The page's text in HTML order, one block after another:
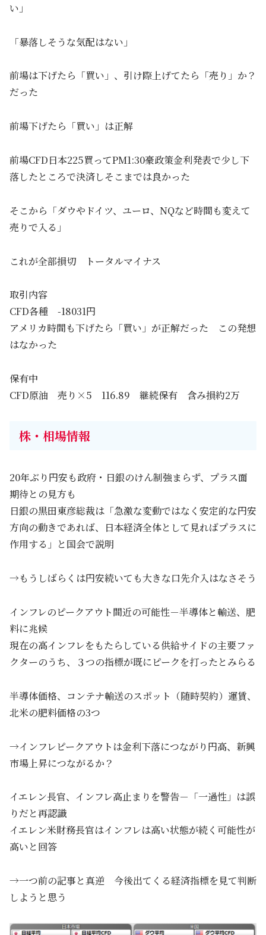
い」
「暴落しそうな気配はない」
前場は下げたら「買い」、引け際上げてたら「売り」か？
だった
前場下げたら「買い」は正解
前場CFD日本225買ってPM1:30豪政策金利発表で少し下
落したところで決済しそこまでは良かった
そこから「ダウやドイツ、ユーロ、NQなど時間も変えて
売りで入る」
これが全部損切 トータルマイナス
取引内容
CFD各種 -18031円
アメリカ時間も下げたら「買い」が正解だった この発想
はなかった
保有中
CFD原油 売り×5 116.89 継続保有 含み損約2万
株・相場情報
20年ぶり円安も政府・日銀のけん制強まらず、プラス面
期待との見方も
日銀の黒田東彦総裁は「急激な変動ではなく安定的な円安
方向の動きであれば、日本経済全体として見ればプラスに
作用する」と国会で説明
→もうしばらくは円安続いても大きな口先介入はなさそう
インフレのピークアウト間近の可能性－半導体と輸送、肥
料に兆候
現在の高インフレをもたらしている供給サイドの主要ファ
クターのうち、３つの指標が既にピークを打ったとみらる
半導体価格、コンテナ輸送のスポット（随時契約）運賃、
北米の肥料価格の3つ
→インフレピークアウトは金利下落につながり円高、新興
市場上昇につながるか？
イエレン長官、インフレ高止まりを警告－「一過性」は誤
りだと再認識
イエレン米財務長官はインフレは高い状態が続く可能性が
高いと回答
→一つ前の記事と真逆 今後出てくる経済指標を見て判断
しようと思う